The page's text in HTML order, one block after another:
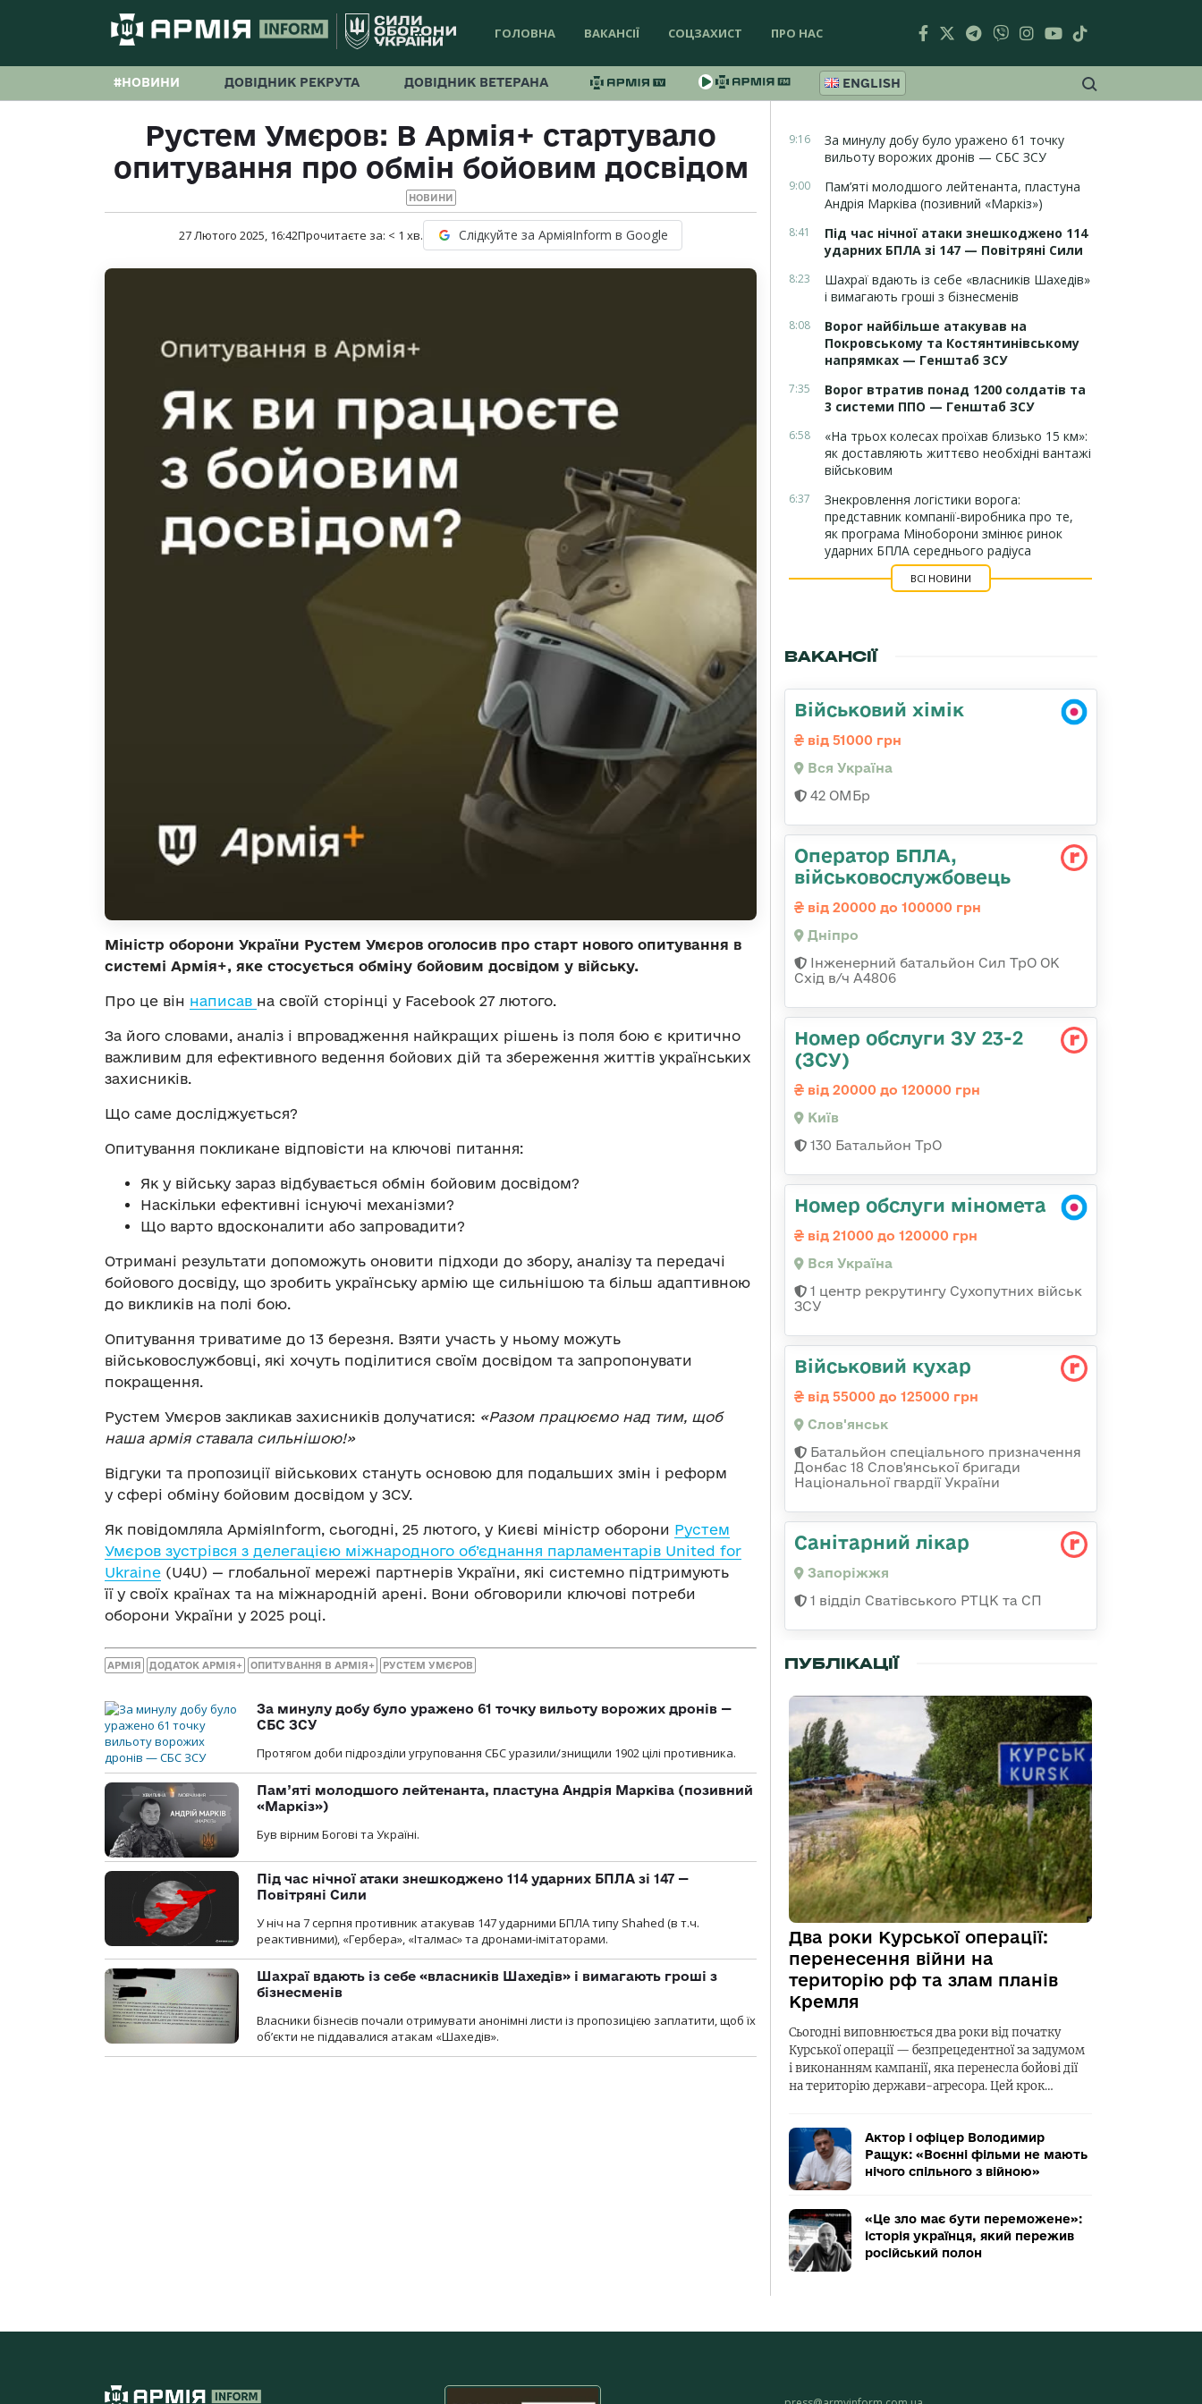
ГОЛОВНА ВАКАНСІЇ СОЦЗАХИСТ ПРО НАС
#НОВИНИ ДОВІДНИК РЕКРУТА ДОВІДНИК ВЕТЕРАНА ENGLISH
Рустем Умєров: В Армія+ стартувало
опитування про обмін бойовим досвідом
НОВИНИ
27 Лютого 2025, 16:42Прочитаєте за: < 1 хв. Слідкуйте за АрміяInform в Google
Міністр оборони України Рустем Умєров оголосив про старт нового опитування в
системі Армія+, яке стосується обміну бойовим досвідом у війську.
Про це він написав на своїй сторінці у Facebook 27 лютого.
За його словами, аналіз і впровадження найкращих рішень із поля бою є критично
важливим для ефективного ведення бойових дій та збереження життів українських
захисників.
Що саме досліджується?
Опитування покликане відповісти на ключові питання:
Як у війську зараз відбувається обмін бойовим досвідом?
Наскільки ефективні існуючі механізми?
Що варто вдосконалити або запровадити?
Отримані результати допоможуть оновити підходи до збору, аналізу та передачі
бойового досвіду, що зробить українську армію ще сильнішою та більш адаптивною
до викликів на полі бою.
Опитування триватиме до 13 березня. Взяти участь у ньому можуть
військовослужбовці, які хочуть поділитися своїм досвідом та запропонувати
покращення.
Рустем Умєров закликав захисників долучатися: «Разом працюємо над тим, щоб
наша армія ставала сильнішою!»
Відгуки та пропозиції військових стануть основою для подальших змін і реформ
у сфері обміну бойовим досвідом у ЗСУ.
Як повідомляла АрміяInform, сьогодні, 25 лютого, у Києві міністр оборони Рустем
Умєров зустрівся з делегацією міжнародного об’єднання парламентарів United for
Ukraine (U4U) — глобальної мережі партнерів України, які системно підтримують
її у своїх країнах та на міжнародній арені. Вони обговорили ключові потреби
оборони України у 2025 році.
АРМІЯ ДОДАТОК АРМІЯ+ ОПИТУВАННЯ В АРМІЯ+ РУСТЕМ УМЄРОВ
За минулу добу було уражено 61 точку вильоту ворожих дронів —
СБС ЗСУ
Протягом доби підрозділи угруповання СБС уразили/знищили 1902 цілі противника.
Пам’яті молодшого лейтенанта, пластуна Андрія Марківа (позивний
«Маркіз»)
Був вірним Богові та Україні.
Під час нічної атаки знешкоджено 114 ударних БПЛА зі 147 —
Повітряні Сили
У ніч на 7 серпня противник атакував 147 ударними БПЛА типу Shahed (в т.ч.
реактивними), «Гербера», «Італмас» та дронами-імітаторами.
Шахраї вдають із себе «власників Шахедів» і вимагають гроші з
бізнесменів
Власники бізнесів почали отримувати анонімні листи із пропозицією заплатити, щоб їх
об’єкти не піддавалися атакам «Шахедів».
9:16
За минулу добу було уражено 61 точку
вильоту ворожих дронів — СБС ЗСУ
9:00
Пам’яті молодшого лейтенанта, пластуна
Андрія Марківа (позивний «Маркіз»)
8:41
Під час нічної атаки знешкоджено 114
ударних БПЛА зі 147 — Повітряні Сили
8:23
Шахраї вдають із себе «власників Шахедів»
і вимагають гроші з бізнесменів
8:08
Ворог найбільше атакував на
Покровському та Костянтинівському
напрямках — Генштаб ЗСУ
7:35
Ворог втратив понад 1200 солдатів та
3 системи ППО — Генштаб ЗСУ
6:58
«На трьох колесах проїхав близько 15 км»:
як доставляють життєво необхідні вантажі
військовим
6:37
Знекровлення логістики ворога:
представник компанії-виробника про те,
як програма Міноборони змінює ринок
ударних БПЛА середнього радіуса
ВСІ НОВИНИ
ВАКАНСІЇ
Військовий хімік
від 51000 грн
Вся Україна
42 ОМБр
Оператор БПЛА,
військовослужбовець
від 20000 до 100000 грн
Дніпро
Інженерний батальйон Сил ТрО ОК
Схід в/ч А4806
Номер обслуги ЗУ 23-2
(ЗСУ)
від 20000 до 120000 грн
Київ
130 Батальйон ТрО
Номер обслуги міномета
від 21000 до 120000 грн
Вся Україна
1 центр рекрутингу Сухопутних військ
ЗСУ
Військовий кухар
від 55000 до 125000 грн
Слов'янськ
Батальйон спеціального призначення
Донбас 18 Слов'янської бригади
Національної гвардії України
Санітарний лікар
Запоріжжя
1 відділ Сватівського РТЦК та СП
ПУБЛІКАЦІЇ
Два роки Курської операції:
перенесення війни на
територію рф та злам планів
Кремля
Сьогодні виповнюється два роки від початку
Курської операції — безпрецедентної за задумом
і виконанням кампанії, яка перенесла бойові дії
на територію держави-агресора. Цей крок…
Актор і офіцер Володимир
Ращук: «Воєнні фільми не мають
нічого спільного з війною»
«Це зло має бути переможене»:
історія українця, який пережив
російський полон